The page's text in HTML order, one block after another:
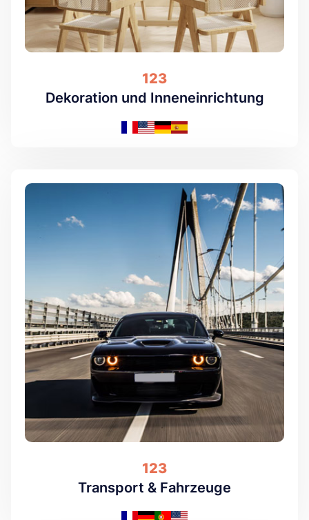
123
Dekoration und Inneneinrichtung
123
Transport & Fahrzeuge